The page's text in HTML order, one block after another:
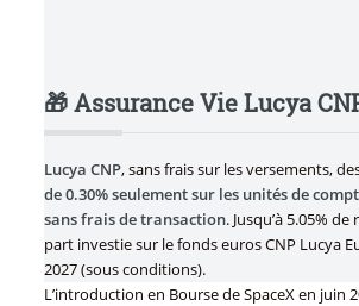
🎁 Assurance Vie Lucya
Lucya CNP, sans frais sur les versements,
de 0.30% seulement sur les unités de
sans frais de transaction. Jusqu’à 5.05%
part investie sur le fonds euros CNP Lucya
2027 (sous conditions).
L’introduction en Bourse de SpaceX en juin